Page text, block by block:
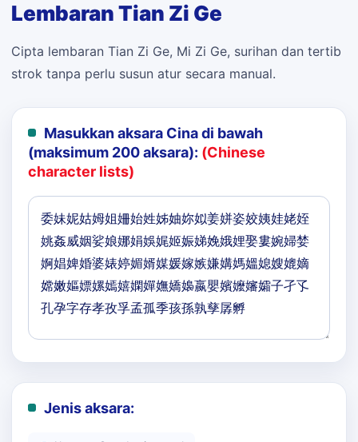
Lembaran Tian Zi Ge
Cipta lembaran Tian Zi Ge, Mi Zi Ge, surihan dan tertib
strok tanpa perlu susun atur secara manual.
Masukkan aksara Cina di bawah
(maksimum 200 aksara): (Chinese
character lists)
Jenis aksara: